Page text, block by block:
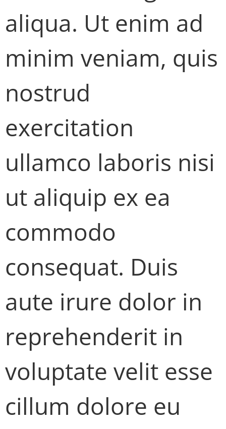
aliqua. Ut enim ad
minim veniam, quis
nostrud
exercitation
ullamco laboris nisi
ut aliquip ex ea
commodo
consequat. Duis
aute irure dolor in
reprehenderit in
voluptate velit esse
cillum dolore eu